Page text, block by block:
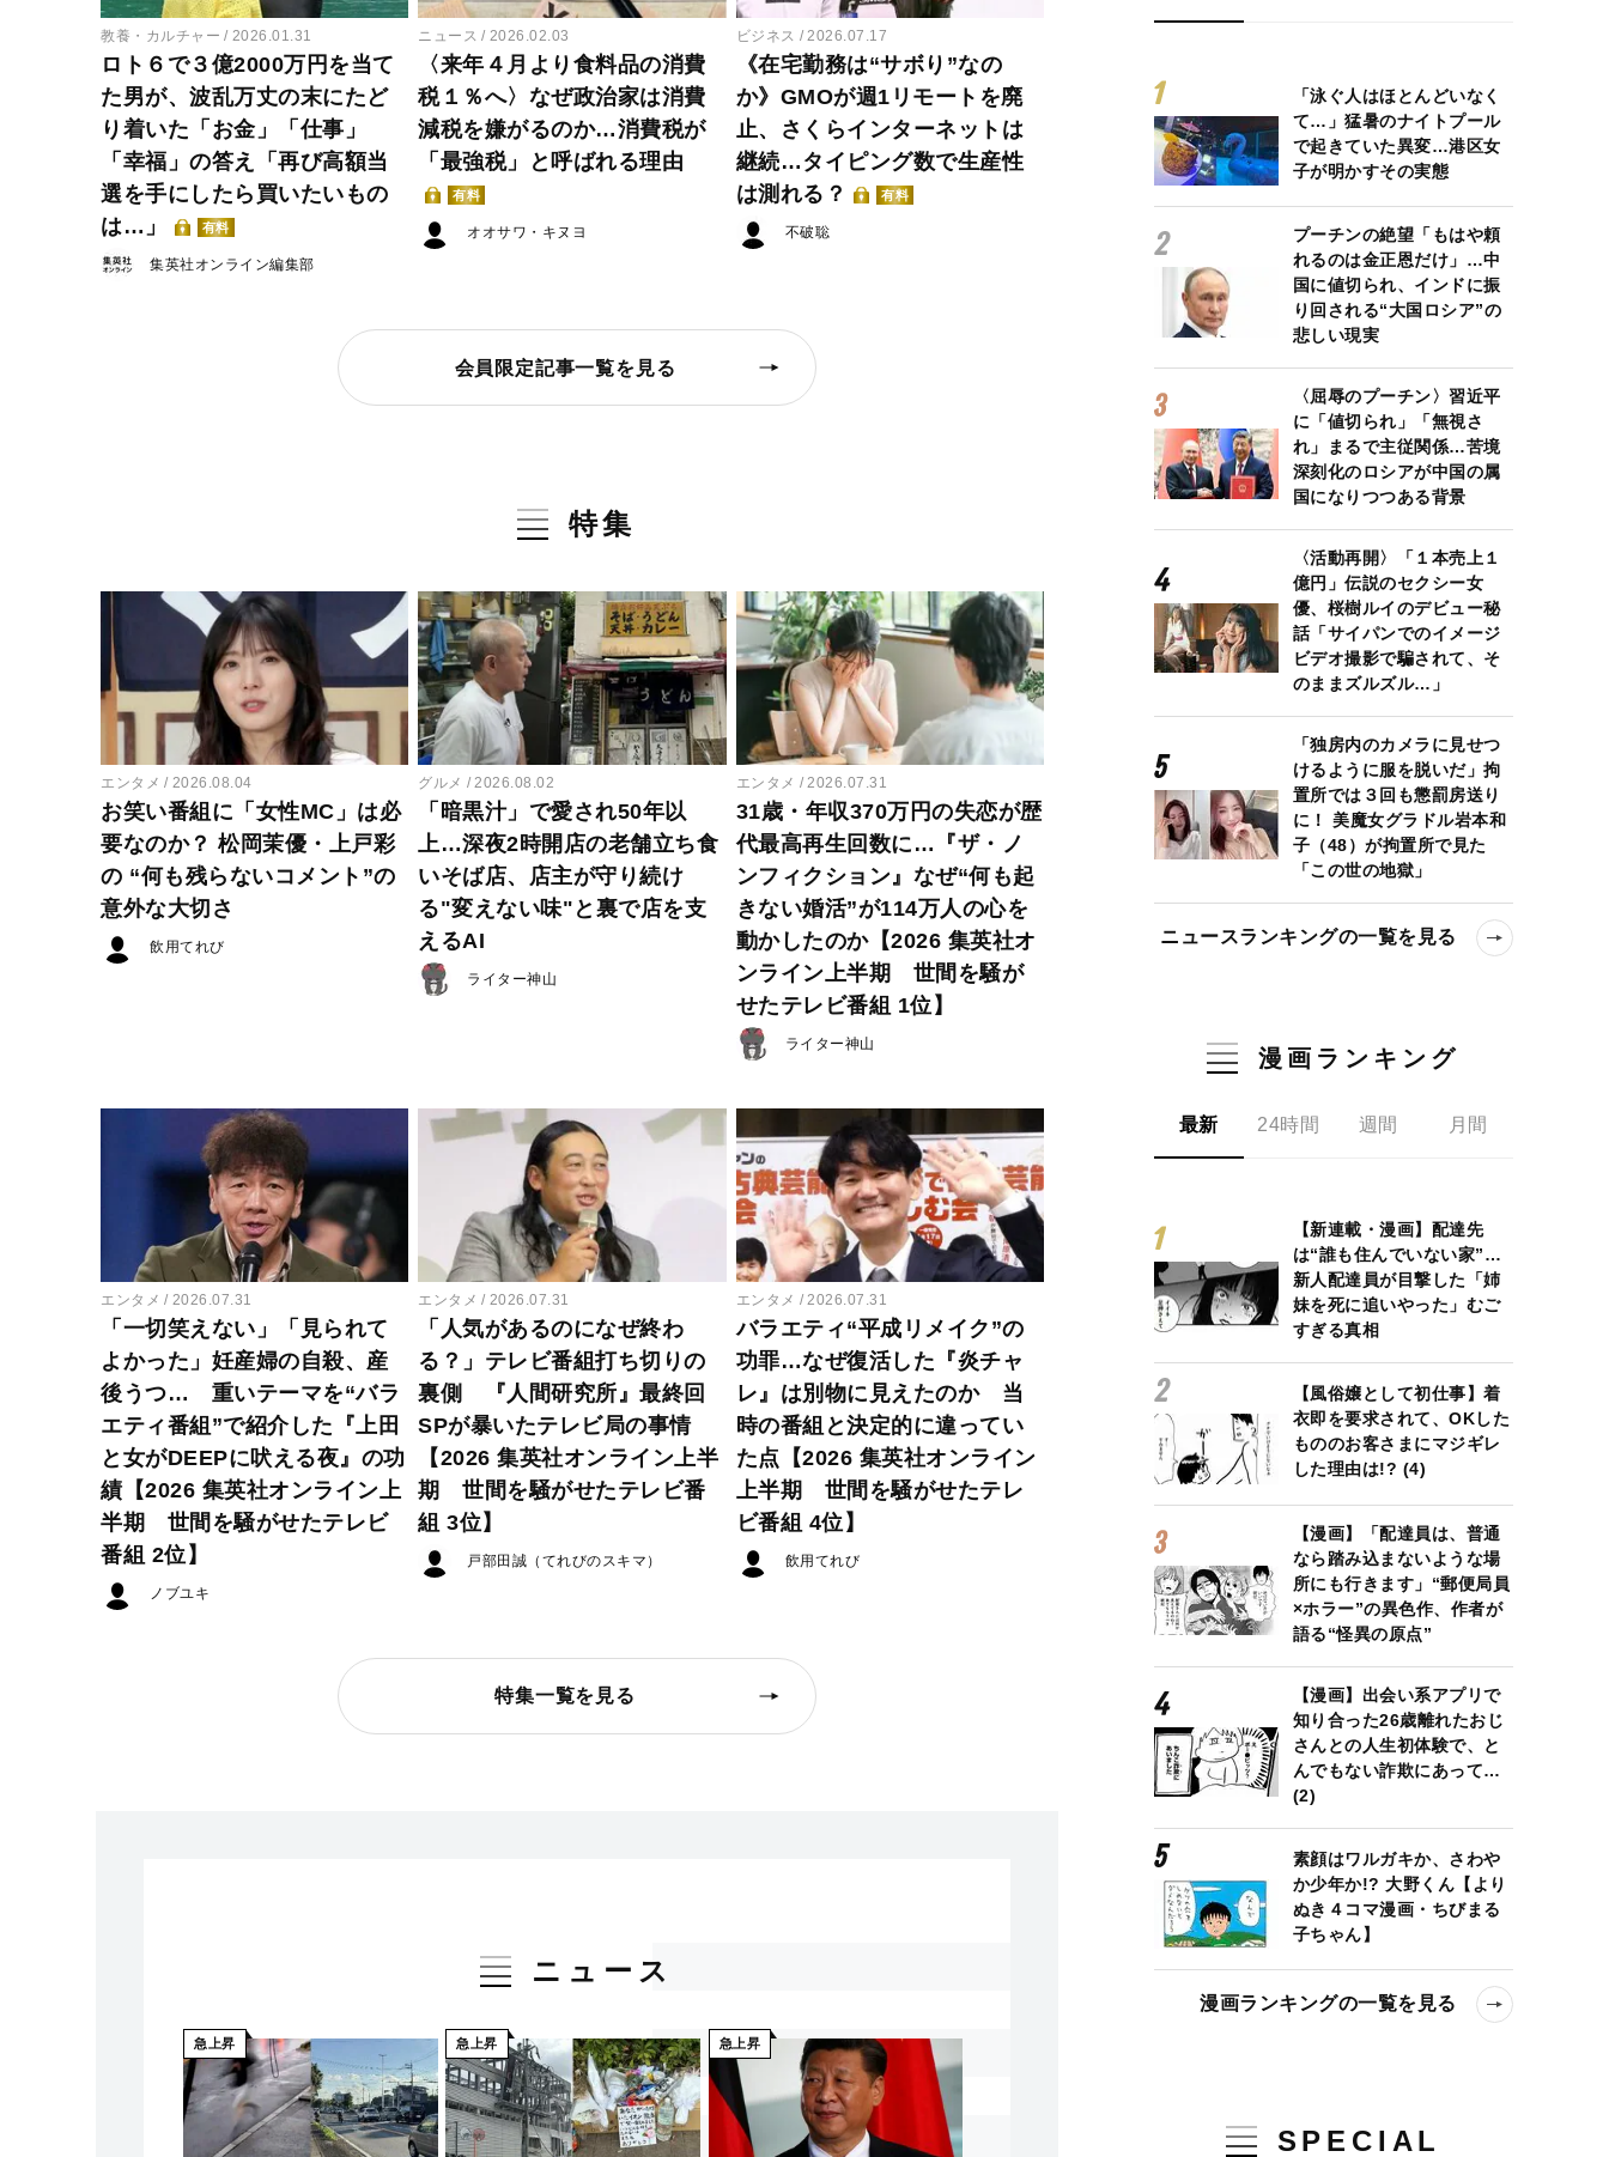
教養・カルチャー 2026.01.31
ロト６で３億2000万円を当て
た男が、波乱万丈の末にたど
り着いた「お金」「仕事」
「幸福」の答え「再び高額当
選を手にしたら買いたいもの
は…」
有料
集英社オンライン編集部
ニュース 2026.02.03
〈来年４月より食料品の消費
税１％へ〉なぜ政治家は消費
減税を嫌がるのか…消費税が
「最強税」と呼ばれる理由
有料
オオサワ・キヌヨ
ビジネス 2026.07.17
《在宅勤務は“サボり”なの
か》GMOが週1リモートを廃
止、さくらインターネットは
継続…タイピング数で生産性
は測れる？
有料
不破聡
会員限定記事一覧を見る
特集
エンタメ 2026.08.04
お笑い番組に「女性MC」は必
要なのか？ 松岡茉優・上戸彩
の “何も残らないコメント”の
意外な大切さ
飲用てれび
グルメ 2026.08.02
「暗黒汁」で愛され50年以
上…深夜2時開店の老舗立ち食
いそば店、店主が守り続け
る"変えない味"と裏で店を支
えるAI
ライター神山
エンタメ 2026.07.31
31歳・年収370万円の失恋が歴
代最高再生回数に…『ザ・ノ
ンフィクション』なぜ“何も起
きない婚活”が114万人の心を
動かしたのか【2026 集英社オ
ンライン上半期 世間を騒が
せたテレビ番組 1位】
ライター神山
エンタメ 2026.07.31
「一切笑えない」「見られて
よかった」妊産婦の自殺、産
後うつ… 重いテーマを“バラ
エティ番組”で紹介した『上田
と女がDEEPに吠える夜』の功
績【2026 集英社オンライン上
半期 世間を騒がせたテレビ
番組 2位】
ノブユキ
エンタメ 2026.07.31
「人気があるのになぜ終わ
る？」テレビ番組打ち切りの
裏側 『人間研究所』最終回
SPが暴いたテレビ局の事情
【2026 集英社オンライン上半
期 世間を騒がせたテレビ番
組 3位】
戸部田誠（てれびのスキマ）
エンタメ 2026.07.31
バラエティ“平成リメイク”の
功罪…なぜ復活した『炎チャ
レ』は別物に見えたのか 当
時の番組と決定的に違ってい
た点【2026 集英社オンライン
上半期 世間を騒がせたテレ
ビ番組 4位】
飲用てれび
特集一覧を見る
ニュース
急上昇 急上昇 急上昇
「泳ぐ人はほとんどいなく
て…」猛暑のナイトプール
で起きていた異変…港区女
子が明かすその実態
プーチンの絶望「もはや頼
れるのは金正恩だけ」…中
国に値切られ、インドに振
り回される“大国ロシア”の
悲しい現実
〈屈辱のプーチン〉習近平
に「値切られ」「無視さ
れ」まるで主従関係…苦境
深刻化のロシアが中国の属
国になりつつある背景
〈活動再開〉「１本売上１
億円」伝説のセクシー女
優、桜樹ルイのデビュー秘
話「サイパンでのイメージ
ビデオ撮影で騙されて、そ
のままズルズル…」
「独房内のカメラに見せつ
けるように服を脱いだ」拘
置所では３回も懲罰房送り
に！ 美魔女グラドル岩本和
子（48）が拘置所で見た
「この世の地獄」
ニュースランキングの一覧を見る
漫画ランキング
最新 24時間 週間 月間
【新連載・漫画】配達先
は“誰も住んでいない家”…
新人配達員が目撃した「姉
妹を死に追いやった」むご
すぎる真相
【風俗嬢として初仕事】着
衣即を要求されて、OKした
もののお客さまにマジギレ
した理由は!? (4)
【漫画】「配達員は、普通
なら踏み込まないような場
所にも行きます」“郵便局員
×ホラー”の異色作、作者が
語る“怪異の原点”
【漫画】出会い系アプリで
知り合った26歳離れたおじ
さんとの人生初体験で、と
んでもない詐欺にあって…
(2)
素顔はワルガキか、さわや
か少年か!? 大野くん【より
ぬき４コマ漫画・ちびまる
子ちゃん】
漫画ランキングの一覧を見る
SPECIAL